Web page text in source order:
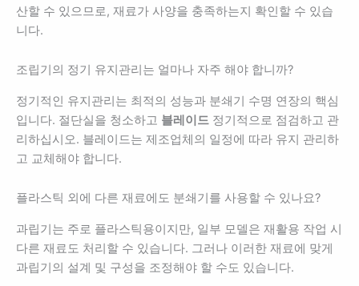
산할 수 있으므로, 재료가 사양을 충족하는지 확인할 수 있습
니다.
조립기의 정기 유지관리는 얼마나 자주 해야 합니까?
정기적인 유지관리는 최적의 성능과 분쇄기 수명 연장의 핵심
입니다. 절단실을 청소하고 블레이드 정기적으로 점검하고 관
리하십시오. 블레이드는 제조업체의 일정에 따라 유지 관리하
고 교체해야 합니다.
플라스틱 외에 다른 재료에도 분쇄기를 사용할 수 있나요?
과립기는 주로 플라스틱용이지만, 일부 모델은 재활용 작업 시
다른 재료도 처리할 수 있습니다. 그러나 이러한 재료에 맞게
과립기의 설계 및 구성을 조정해야 할 수도 있습니다.